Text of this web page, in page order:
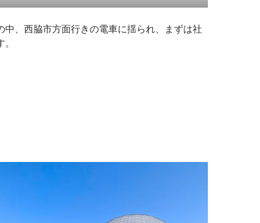
中、西脇市方面行きの電車に揺られ、まずは社